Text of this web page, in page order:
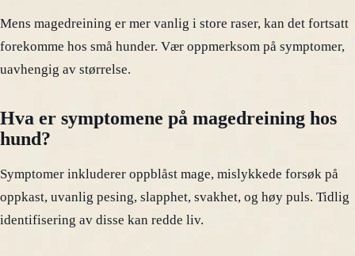
Mens magedreining er mer vanlig i store raser, kan det fortsatt
forekomme hos små hunder. Vær oppmerksom på symptomer,
uavhengig av størrelse.
Hva er symptomene på magedreining hos
hund?
Symptomer inkluderer oppblåst mage, mislykkede forsøk på
oppkast, uvanlig pesing, slapphet, svakhet, og høy puls. Tidlig
identifisering av disse kan redde liv.